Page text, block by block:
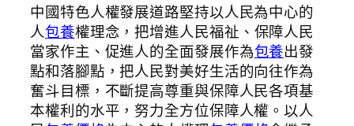
中國特色人權發展道路堅持以人民為中心的
人包養權理念，把增進人民福祉、保障人民
當家作主、促進人的全面發展作為包養出發
點和落腳點，把人民對美好生活的向往作為
奮斗目標，不斷提高尊重與保障人民各項基
本權利的水平，努力全方位保障人權。以人